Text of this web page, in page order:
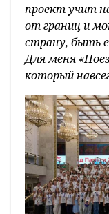
проект учит
от границ и
страну, быть
Для меня
который